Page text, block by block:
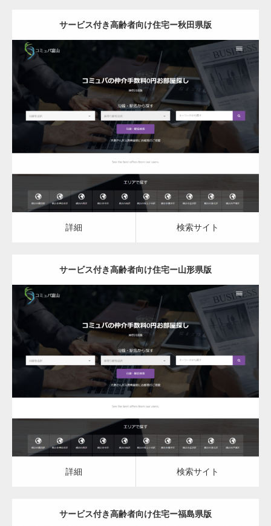
サービス付き高齢者向け住宅ー秋田県版
更新日： 2023.03.09
サービス付き高齢者向け住宅
詳細 検索サイト
詳細 検索サイト
サービス付き高齢者向け住宅ー山形県版
更新日： 2023.03.09
サービス付き高齢者向け住宅
詳細 検索サイト
詳細 検索サイト
サービス付き高齢者向け住宅ー福島県版
変幻自在、あらゆる業種に対応可能な新しい
カスタム投稿タイプ実…
一般社団法人高齢者支援協会がコミュパ.com